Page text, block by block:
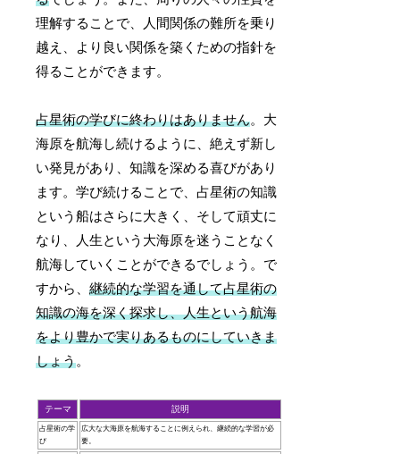
理解することで、人間関係の難所を乗り
越え、より良い関係を築くための指針を
得ることができます。
占星術の学びに終わりはありません。大
海原を航海し続けるように、絶えず新し
い発見があり、知識を深める喜びがあり
ます。学び続けることで、占星術の知識
という船はさらに大きく、そして頑丈に
なり、人生という大海原を迷うことなく
航海していくことができるでしょう。で
すから、継続的な学習を通して占星術の
知識の海を深く探求し、人生という航海
をより豊かで実りあるものにしていきま
しょう。
テーマ 説明
占星術の学
び
広大な大海原を航海することに例えられ、継続的な学習が必
要。